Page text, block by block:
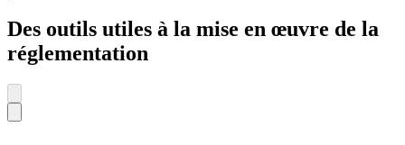
Des outils utiles à la mise en œuvre de la
réglementation